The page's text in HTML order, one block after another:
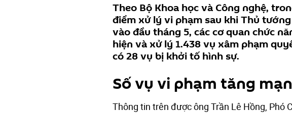
Theo Bộ Khoa học và Công nghệ,
điểm xử lý vi phạm sau khi Thủ
vào đầu tháng 5, các cơ quan chức
hiện và xử lý 1.438 vụ xâm phạm
có 28 vụ bị khởi tố hình sự.
Số vụ vi phạm tăng
Thông tin trên được ông Trần Lê Hồng, Phó